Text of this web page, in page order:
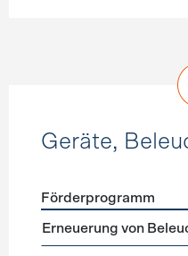
Geräte,
Förderprogramme
Förderprogramm
Erneuerung von